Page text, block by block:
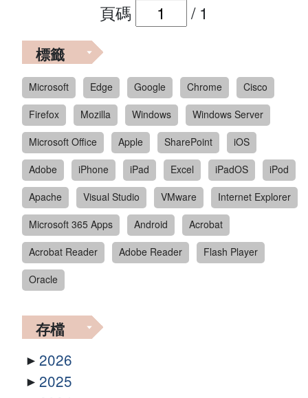
頁碼 / 1
標籤
Microsoft Edge Google Chrome
Cisco
Firefox
Mozilla Windows
Windows Server
Microsoft Office
Apple SharePoint
iOS
Adobe
iPhone iPad Excel iPadOS
iPod
Apache
Visual Studio VMware
Internet Explorer
Microsoft 365 Apps
Android
Acrobat
Acrobat Reader
Adobe Reader
Flash Player
Oracle
存檔
2026
2025